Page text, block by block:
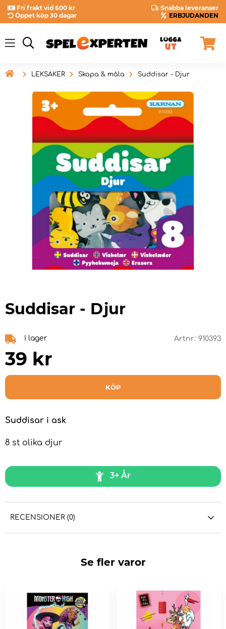
Fri frakt vid 600 kr
Snabba leveranser
Öppet köp 30 dagar
ERBJUDANDEN
 LEKSAKER Skapa & måla Suddisar - Djur
Suddisar - Djur
I lager Artnr: 910393
39 kr
KÖP
Suddisar i ask
8 st olika djur
3+ År
RECENSIONER (0)
Se fler varor